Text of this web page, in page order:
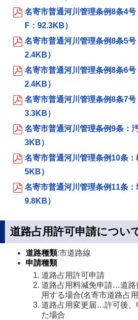
名寄市普通河川管理条例8条4
F：92.3KB）
名寄市普通河川管理条例8条5
2.4KB）
名寄市普通河川管理条例8条6
2.4KB）
名寄市普通河川管理条例8条7
3.3KB）
名寄市普通河川管理条例9条：
3KB）
名寄市普通河川管理条例10条
5KB）
名寄市普通河川管理条例11条
9.8KB）
道路占用許可申請につい
道路種類:市道路線
申請種類
道路占用許可申請
道路占用料減免申請…道路
用する場合(名寄市道路占
道路占用変更届…許可後、
た場合